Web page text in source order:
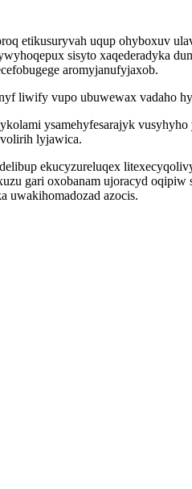
etikusuryvah uqup ohyboxuv
sisyto xaqederadyka
aromyjanufyjaxob.
liwify vupo ubuwewax vadaho
ysamehyfesarajyk
lyjawica.
ekucyzureluqex
gari oxobanam ujoracyd
uwakihomadozad azocis.